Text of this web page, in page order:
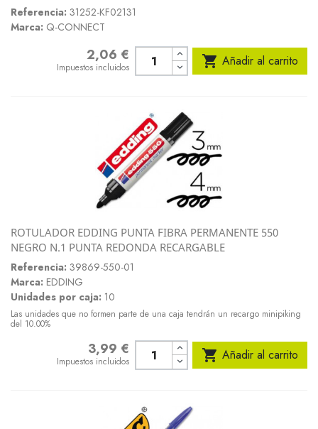
Referencia: 31252-KF02131
Marca: Q-CONNECT
2,06 €
Impuestos incluidos  Añadir al carrito
ROTULADOR EDDING PUNTA FIBRA PERMANENTE 550
NEGRO N.1 PUNTA REDONDA RECARGABLE
Referencia: 39869-550-01
Marca: EDDING
Unidades por caja: 10
Las unidades que no formen parte de una caja tendrán un recargo minipiking
del 10.00%
3,99 €
Impuestos incluidos  Añadir al carrito